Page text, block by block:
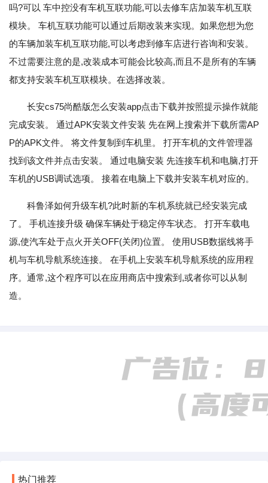
吗?可以 车中控没有车机互联功能,可以去修车店加装车机互联
模块。 车机互联功能可以通过后期改装来实现。如果您想为您
的车辆加装车机互联功能,可以考虑到修车店进行咨询和安装。
不过需要注意的是,改装成本可能会比较高,而且不是所有的车辆
都支持安装车机互联模块。在选择改装。
长安cs75尚酷版怎么安装app点击下载并按照提示操作就能
完成安装。 通过APK安装文件安装 先在网上搜索并下载所需AP
P的APK文件。 将文件复制到车机里。 打开车机的文件管理器
找到该文件并点击安装。 通过电脑安装 先连接车机和电脑,打开
车机的USB调试选项。 接着在电脑上下载并安装车机对应的。
科鲁泽如何升级车机?此时新的车机系统就已经安装完成
了。 手机连接升级 确保车辆处于稳定停车状态。 打开车载电
源,使汽车处于点火开关OFF(关闭)位置。 使用USB数据线将手
机与车机导航系统连接。 在手机上安装车机导航系统的应用程
序。通常,这个程序可以在应用商店中搜索到,或者你可以从制
造。
热门推荐